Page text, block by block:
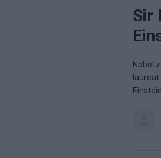
Sir
Nobel